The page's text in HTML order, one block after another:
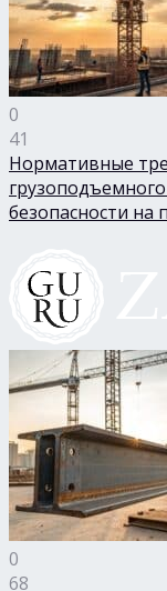
0
41
Нормативные
безопасности
0
68